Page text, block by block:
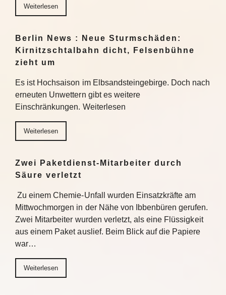
Weiterlesen
Berlin News : Neue Sturmschäden:
Kirnitzschtalbahn dicht, Felsenbühne
zieht um
Es ist Hochsaison im Elbsandsteingebirge. Doch nach
erneuten Unwettern gibt es weitere
Einschränkungen. Weiterlesen
Weiterlesen
Zwei Paketdienst-Mitarbeiter durch
Säure verletzt
Zu einem Chemie-Unfall wurden Einsatzkräfte am
Mittwochmorgen in der Nähe von Ibbenbüren gerufen.
Zwei Mitarbeiter wurden verletzt, als eine Flüssigkeit
aus einem Paket auslief. Beim Blick auf die Papiere
war…
Weiterlesen